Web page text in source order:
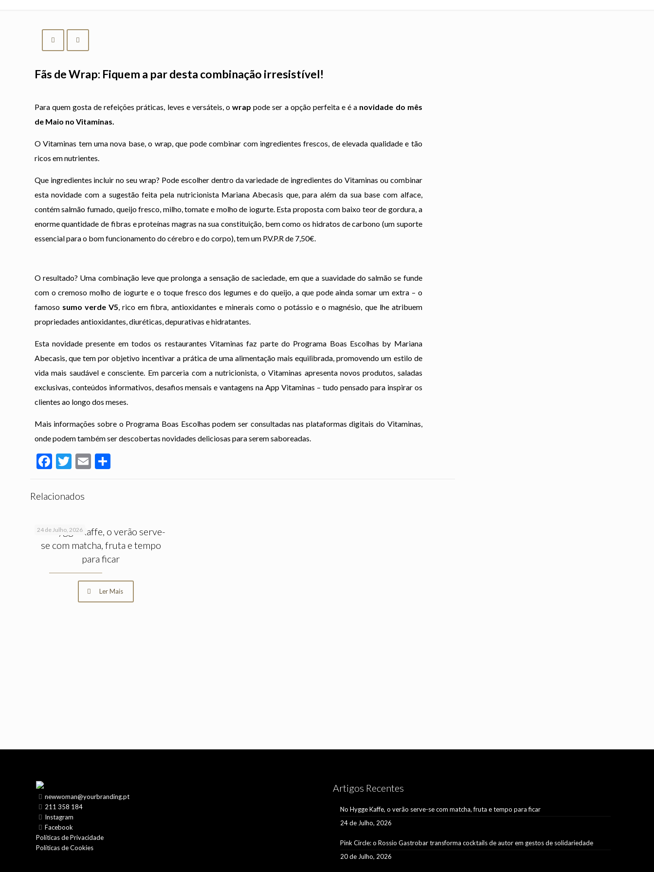
Fãs de Wrap: Fiquem a par desta combinação irresistível!
Para quem gosta de refeições práticas, leves e versáteis, owrap pode ser a opção perfeita e é a novidade do mês
de Maio no Vitaminas.
O Vitaminas tem uma nova base, o wrap, que pode combinar com ingredientes frescos, de elevada qualidade e tão
ricos em nutrientes.
Que ingredientes incluir no seu wrap? Pode escolher dentro da variedade de ingredientes do Vitaminas ou combinar
esta novidade com a sugestão feita pela nutricionista Mariana Abecasis que, para além da sua base com alface,
contém salmão fumado, queijo fresco, milho, tomate e molho de iogurte. Esta proposta com baixo teor de gordura, a
enorme quantidade de fibras e proteínas magras na sua constituição, bem como os hidratos de carbono (um suporte
essencial para o bom funcionamento do cérebro e do corpo), tem um P.V.P.R de 7,50€.
O resultado? Uma combinação leve que prolonga a sensação de saciedade, em que a suavidade do salmão se funde
com o cremoso molho de iogurte e o toque fresco dos legumes e do queijo, a que pode ainda somar um extra – o
famoso sumo verde V5, rico em fibra, antioxidantes e minerais como o potássio e o magnésio, que lhe atribuem
propriedades antioxidantes, diuréticas, depurativas e hidratantes.
Esta novidade presente em todos os restaurantes Vitaminas faz parte do Programa Boas Escolhas by Mariana
Abecasis, que tem por objetivo incentivar a prática de uma alimentação mais equilibrada, promovendo um estilo de
vida mais saudável e consciente. Em parceria com a nutricionista, o Vitaminas apresenta novos produtos, saladas
exclusivas, conteúdos informativos, desafios mensais e vantagens na App Vitaminas – tudo pensado para inspirar os
clientes ao longo dos meses.
Mais informações sobre o Programa Boas Escolhas podem ser consultadas nas plataformas digitais do Vitaminas,
onde podem também ser descobertas novidades deliciosas para serem saboreadas.
Facebook
Twitter
EmailPartilhar
Relacionados
24 de Julho, 2026
No Hygge Kaffe, o verão serve-
se com matcha, fruta e tempo
para ficar
Ler Mais
newwoman@yourbranding.pt
211 358 184
Instagram
Facebook
Políticas de Privacidade
Políticas de Cookies
Artigos Recentes
No Hygge Kaffe, o verão serve-se com matcha, fruta e tempo para ficar
24 de Julho, 2026
Pink Circle: o Rossio Gastrobar transforma cocktails de autor em gestos de solidariedade
20 de Julho, 2026